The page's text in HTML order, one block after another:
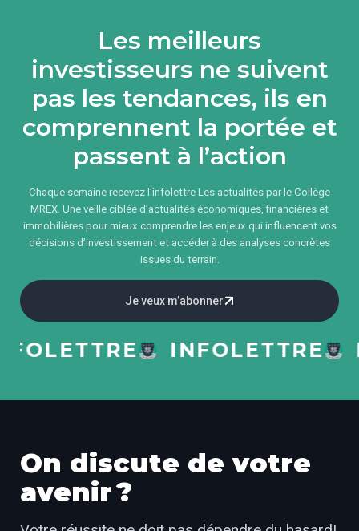
Les meilleurs
investisseurs ne suivent
pas les tendances, ils en
comprennent la portée et
passent à l’action
Chaque semaine recevez l'infolettre Les actualités par le Collège
MREX. Une veille ciblée d’actualités économiques, financières et
immobilières pour mieux comprendre les enjeux qui influencent vos
décisions d’investissement et accéder à des analyses concrètes
issues du terrain.
Je veux m’abonner
INFOLETTRE
On discute de votre
avenir ?